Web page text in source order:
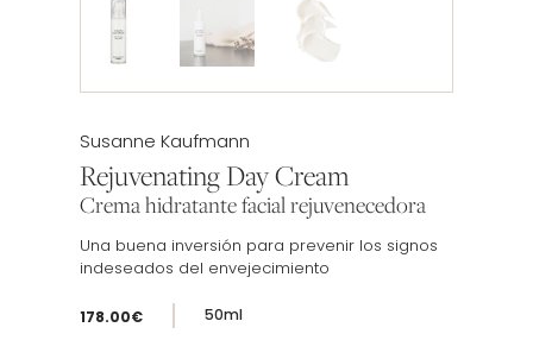
Susanne Kaufmann
Rejuvenating Day Cream
Crema hidratante facial rejuvenecedora
Una buena inversión para prevenir los signos
indeseados del envejecimiento
178.00€ 50ml